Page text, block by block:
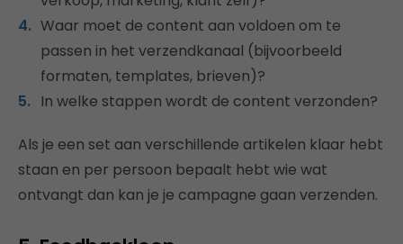
Waar moet de content aan voldoen om te
passen in het verzendkanaal (bijvoorbeeld
formaten, templates, brieven)?
In welke stappen wordt de content verzonden?
Als je een set aan verschillende artikelen klaar hebt
staan en per persoon bepaalt hebt wie wat
ontvangt dan kan je je campagne gaan verzenden.